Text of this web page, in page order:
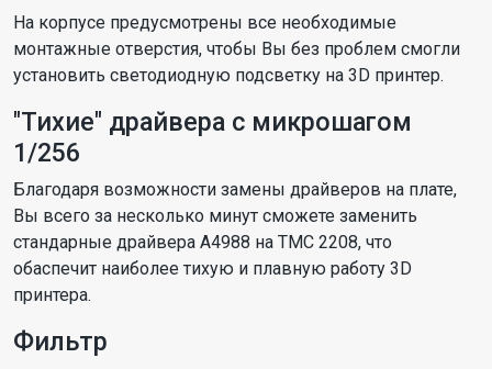
На корпусе предусмотрены все необходимые
монтажные отверстия, чтобы Вы без проблем смогли
установить светодиодную подсветку на 3D принтер.
"Тихие" драйвера с микрошагом
1/256
Благодаря возможности замены драйверов на плате,
Вы всего за несколько минут сможете заменить
стандарные драйвера A4988 на TMC 2208, что
обаспечит наиболее тихую и плавную работу 3D
принтера.
Фильтр